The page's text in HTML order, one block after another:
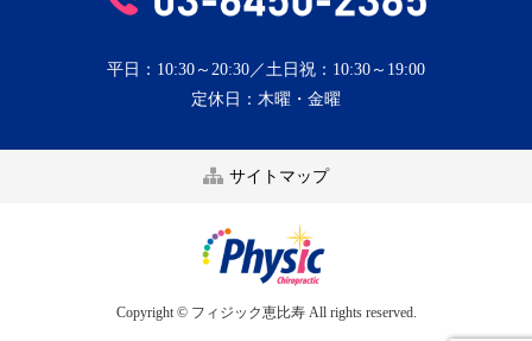
平日：10:30～20:30／土日祝：10:30～19:00
定休日：木曜・金曜
サイトマップ
Copyright © フィジック恵比寿 All rights reserved.